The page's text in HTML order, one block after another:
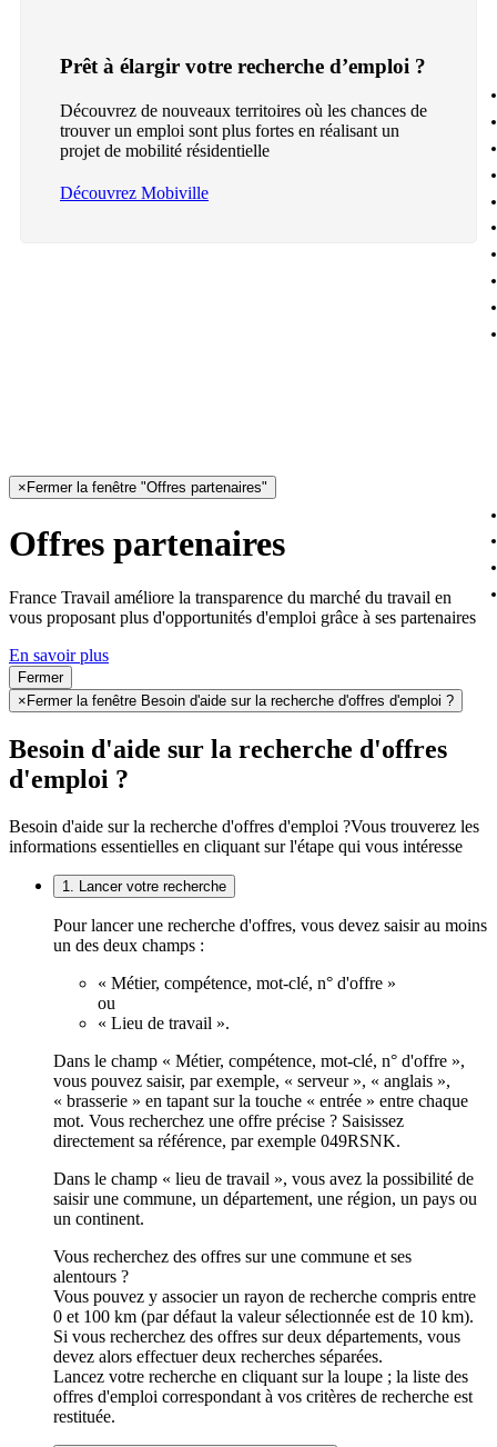
Prêt à élargir votre recherche d’emploi ?
Découvrez de nouveaux territoires où les chances de
trouver un emploi sont plus fortes en réalisant un
projet de mobilité résidentielle
Découvrez Mobiville
× Fermer la fenêtre "Offres partenaires"
Offres partenaires
France Travail améliore la transparence du marché du travail en
vous proposant plus d'opportunités d'emploi grâce à ses partenaires
En savoir plus
Fermer
× Fermer la fenêtre Besoin d'aide sur la recherche d'offres d'emploi ?
Besoin d'aide sur la recherche d'offres
d'emploi ?
Besoin d'aide sur la recherche d'offres d'emploi ?Vous trouverez les
informations essentielles en cliquant sur l'étape qui vous intéresse
1. Lancer votre recherche
Pour lancer une recherche d'offres, vous devez saisir au moins
un des deux champs :
« Métier, compétence, mot-clé, n° d'offre »
ou
« Lieu de travail ».
Dans le champ « Métier, compétence, mot-clé, n° d'offre »,
vous pouvez saisir, par exemple, « serveur », « anglais »,
« brasserie » en tapant sur la touche « entrée » entre chaque
mot. Vous recherchez une offre précise ? Saisissez
directement sa référence, par exemple 049RSNK.
Dans le champ « lieu de travail », vous avez la possibilité de
saisir une commune, un département, une région, un pays ou
un continent.
Vous recherchez des offres sur une commune et ses
alentours ?
Vous pouvez y associer un rayon de recherche compris entre
0 et 100 km (par défaut la valeur sélectionnée est de 10 km).
Si vous recherchez des offres sur deux départements, vous
devez alors effectuer deux recherches séparées.
Lancez votre recherche en cliquant sur la loupe ; la liste des
offres d'emploi correspondant à vos critères de recherche est
restituée.